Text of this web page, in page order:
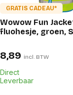
GRATIS CADEAU*
Wowow Fun
fluohesje, groen,
8,89 incl. BTW
Direct
Leverbaar